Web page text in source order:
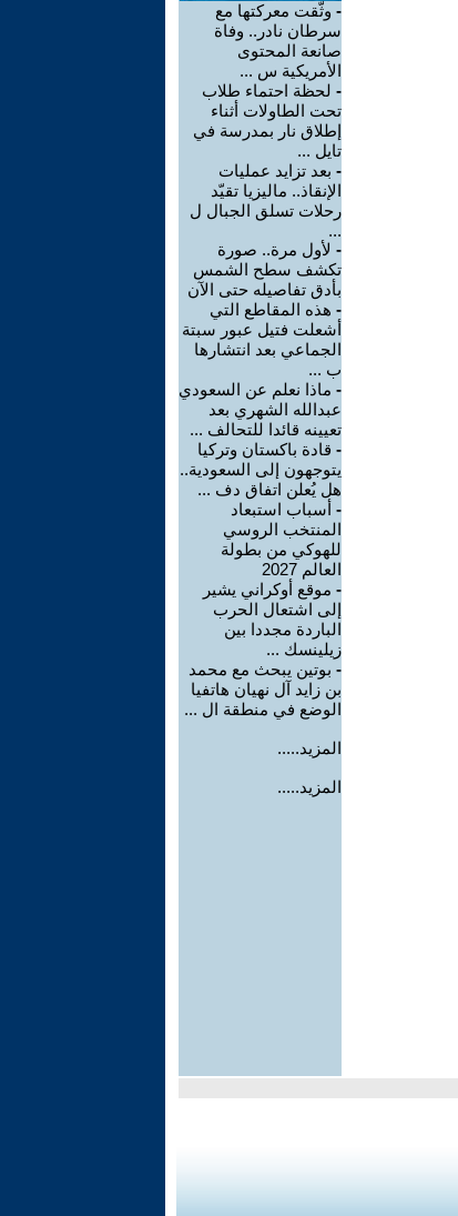
- وثّقت معركتها مع
سرطان نادر.. وفاة
صانعة المحتوى
الأمريكية س ...
- لحظة احتماء طلاب
تحت الطاولات أثناء
إطلاق نار بمدرسة في
تايل ...
- بعد تزايد عمليات
الإنقاذ.. ماليزيا تقيّد
رحلات تسلق الجبال ل
...
- لأول مرة.. صورة
تكشف سطح الشمس
بأدق تفاصيله حتى الآن
- هذه المقاطع التي
أشعلت فتيل عبور سبتة
الجماعي بعد انتشارها
ب ...
- ماذا نعلم عن السعودي
عبدالله الشهري بعد
تعيينه قائدا للتحالف ...
- قادة باكستان وتركيا
يتوجهون إلى السعودية..
هل يُعلن اتفاق دف ...
- أسباب استبعاد
المنتخب الروسي
للهوكي من بطولة
العالم 2027
- موقع أوكراني يشير
إلى اشتعال الحرب
الباردة مجددا بين
زيلينسك ...
- بوتين يبحث مع محمد
بن زايد آل نهيان هاتفيا
الوضع في منطقة ال ...
المزيد.....
المزيد.....